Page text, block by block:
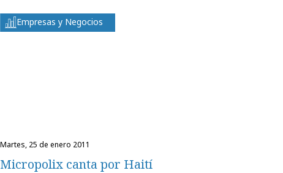
Empresas y Negocios
martes, 25 de enero 2011
Micropolix canta por Haití